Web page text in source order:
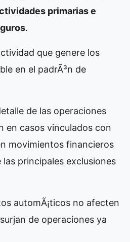
primarias e
.
que genere los
en el padrÃ³n de
de las operaciones
en casos vinculados con
movimientos financieros
principales exclusiones
automÃ¡ticos no afecten
de operaciones ya